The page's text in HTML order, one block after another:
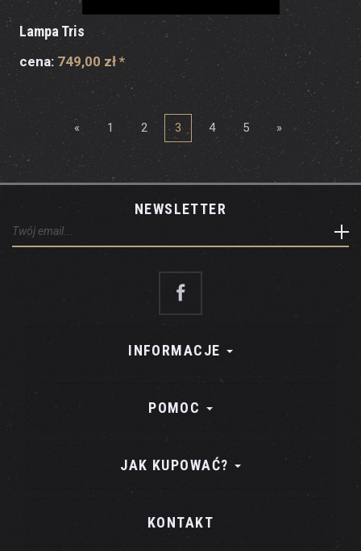
Lampa Tris
cena: 749,00 zł *
« 1 2 3 4 5 »
NEWSLETTER
INFORMACJE
POMOC
JAK KUPOWAĆ?
KONTAKT